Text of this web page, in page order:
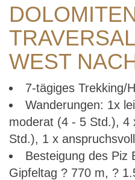
WEST
7-tägiges Trekking/
Wanderungen: 1x
moderat (4 - 5 Std.), 4
Std.), 1 x
Besteigung des Piz
Gipfeltag ? 770 m, ?